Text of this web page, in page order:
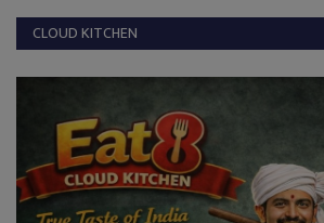
CLOUD KITCHEN